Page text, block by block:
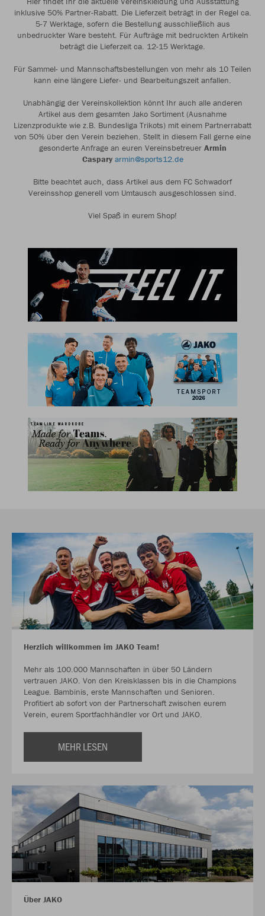
inklusive 50% Partner-Rabatt. Die Lieferzeit beträgt in der Regel ca.
5-7 Werktage, sofern die Bestellung ausschließlich aus
unbedruckter Ware besteht. Für Aufträge mit bedruckten Artikeln
beträgt die Lieferzeit ca. 12-15 Werktage.
Für Sammel- und Mannschaftsbestellungen von mehr als 10 Teilen
kann eine längere Liefer- und Bearbeitungszeit anfallen.
Unabhängig der Vereinskollektion könnt Ihr auch alle anderen
Artikel aus dem gesamten Jako Sortiment (Ausnahme
Lizenzprodukte wie z.B. Bundesliga Trikots) mit einem Partnerrabatt
von 50% über den Verein beziehen. Stellt in diesem Fall gerne eine
gesonderte Anfrage an euren VereinsbetreuerArmin
Caspary armin@sports12.de
Bitte beachtet auch, dass Artikel aus dem FC Schwadorf
Vereinsshop generell vom Umtausch ausgeschlossen sind.
Viel Spaß in eurem Shop!
Herzlich willkommen im JAKO Team!
Mehr als 100.000 Mannschaften in über 50 Ländern
vertrauen JAKO. Von den Kreisklassen bis in die Champions
League. Bambinis, erste Mannschaften und Senioren.
Profitiert ab sofort von der Partnerschaft zwischen eurem
Verein, eurem Sportfachhändler vor Ort und JAKO.
MEHR LESEN
Über JAKO